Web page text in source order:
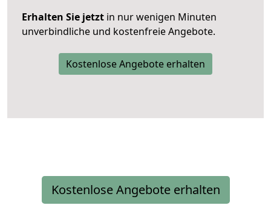
Erhalten Sie jetzt in nur wenigen Minuten
unverbindliche und kostenfreie Angebote.
Kostenlose Angebote erhalten
Kostenlose Angebote erhalten